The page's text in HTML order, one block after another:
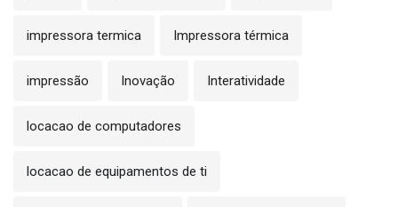
impressora termica Impressora térmica
impressão Inovação Interatividade
locacao de computadores
locacao de equipamentos de ti